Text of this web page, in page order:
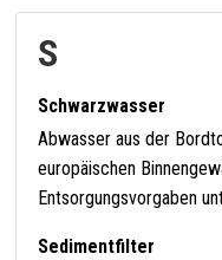
S
Schwarzwasser
Abwasser aus der
europäischen
Entsorgungsvorgaben
Sedimentfilter